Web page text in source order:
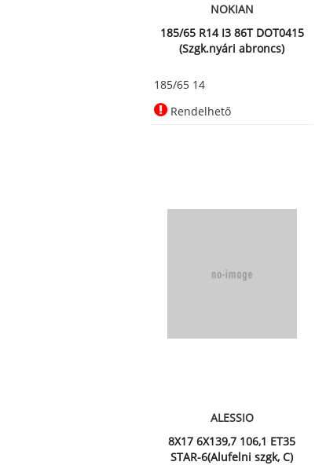
NOKIAN
185/65 R14 I3 86T DOT0415
(Szgk.nyári abroncs)
185/65 14
Rendelhető
ALESSIO
8X17 6X139,7 106,1 ET35
STAR-6(Alufelni szgk, C)